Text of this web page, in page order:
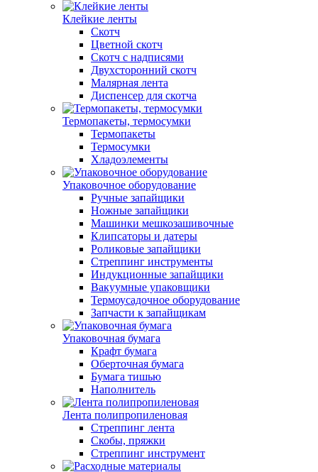
Клейкие ленты
Скотч
Цветной скотч
Скотч с надписями
Двухсторонний скотч
Малярная лента
Диспенсер для скотча
Термопакеты, термосумки
Термопакеты
Термосумки
Хладоэлементы
Упаковочное оборудование
Ручные запайщики
Ножные запайщики
Машинки мешкозашивочные
Клипсаторы и датеры
Роликовые запайщики
Стреппинг инструменты
Индукционные запайщики
Вакуумные упаковщики
Термоусадочное оборудование
Запчасти к запайщикам
Упаковочная бумага
Крафт бумага
Оберточная бумага
Бумага тишью
Наполнитель
Лента полипропиленовая
Стреппинг лента
Скобы, пряжки
Стреппинг инструмент